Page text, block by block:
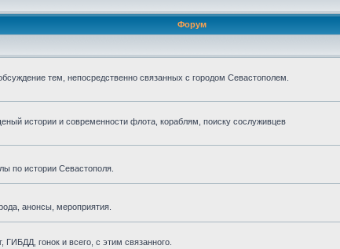
Форум
тем, непосредственно связанных с городом Севастополем.
истории и современности флота, кораблям, поиску сослуживцев
по истории Севастополя.
анонсы, мероприятия.
гонок и всего, с этим связанного.